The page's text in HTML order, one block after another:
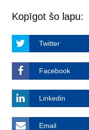
Kopīgot šo lapu:
Twitter
Facebook
Linkedin
Email